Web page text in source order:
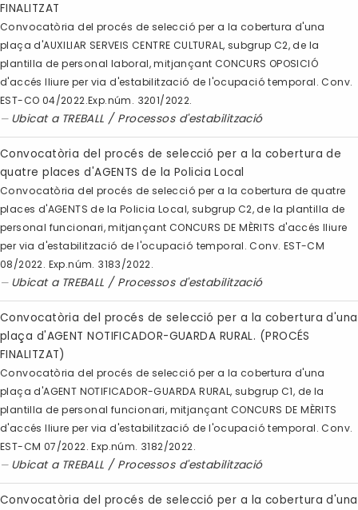
FINALITZAT
Convocatòria del procés de selecció per a la cobertura d'una
plaça d'AUXILIAR SERVEIS CENTRE CULTURAL, subgrup C2, de la
plantilla de personal laboral, mitjançant CONCURS OPOSICIÓ
d'accés lliure per via d'estabilització de l'ocupació temporal. Conv.
EST-CO 04/2022.Exp.núm. 3201/2022.
Ubicat a TREBALL / Processos d'estabilització
Convocatòria del procés de selecció per a la cobertura de
quatre places d'AGENTS de la Policia Local
Convocatòria del procés de selecció per a la cobertura de quatre
places d'AGENTS de la Policia Local, subgrup C2, de la plantilla de
personal funcionari, mitjançant CONCURS DE MÈRITS d'accés lliure
per via d'estabilització de l'ocupació temporal. Conv. EST-CM
08/2022. Exp.núm. 3183/2022.
Ubicat a TREBALL / Processos d'estabilització
Convocatòria del procés de selecció per a la cobertura d'una
plaça d'AGENT NOTIFICADOR-GUARDA RURAL. (PROCÉS
FINALITZAT)
Convocatòria del procés de selecció per a la cobertura d'una
plaça d'AGENT NOTIFICADOR-GUARDA RURAL, subgrup C1, de la
plantilla de personal funcionari, mitjançant CONCURS DE MÈRITS
d'accés lliure per via d'estabilització de l'ocupació temporal. Conv.
EST-CM 07/2022. Exp.núm. 3182/2022.
Ubicat a TREBALL / Processos d'estabilització
Convocatòria del procés de selecció per a la cobertura d'una